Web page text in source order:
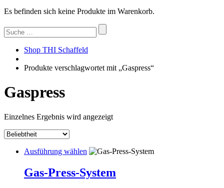
Es befinden sich keine Produkte im Warenkorb.
Suchen
nach:
Shop THI Schaffeld
Produkte verschlagwortet mit „Gaspress“
Gaspress
Einzelnes Ergebnis wird angezeigt
Ausführung wählen Dieses
weist
mehrere
Gas-Press-System